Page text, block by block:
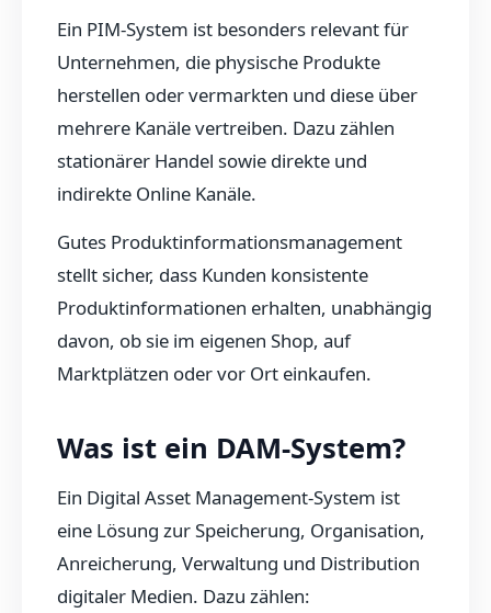
Ein PIM-System ist besonders relevant für
Unternehmen, die physische Produkte
herstellen oder vermarkten und diese über
mehrere Kanäle vertreiben. Dazu zählen
stationärer Handel sowie direkte und
indirekte Online Kanäle.
Gutes Produktinformationsmanagement
stellt sicher, dass Kunden konsistente
Produktinformationen erhalten, unabhängig
davon, ob sie im eigenen Shop, auf
Marktplätzen oder vor Ort einkaufen.
Was ist ein DAM-System?
Ein Digital Asset Management-System ist
eine Lösung zur Speicherung, Organisation,
Anreicherung, Verwaltung und Distribution
digitaler Medien. Dazu zählen: